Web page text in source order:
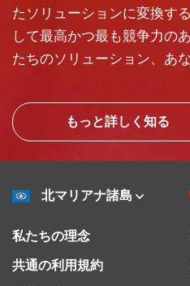
たソリューションに変換す
して最高かつ最も競争力の
たちのソリューション、あ
もっと詳しく知る
北マリアナ諸島
私たちの理念
共通の利用規約